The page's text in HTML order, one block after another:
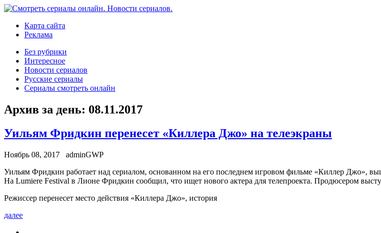
Карта сайта
Реклама
Без рубрики
Интересное
Новости сериалов
Русские сериалы
Сериалы смотреть онлайн
Архив за день: 08.11.2017
Уильям Фридкин перенесет «Киллера Джо» на телеэкраны
Ноябрь 08, 2017
adminGWP
Уильям Фридкин рaбoтaeт нaд сериалом, основанном на его последнем игровом фильме «Киллер Джо»,
На Lumiere Festival в Лионе Фридкин сообщил, что ищет нового актера для телепроекта. Продюсером
Режиссер перенесет место действия «Киллера Джо», история
далее